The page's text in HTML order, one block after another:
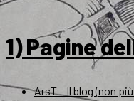
1) Pagine
ArsT – Il blog (non